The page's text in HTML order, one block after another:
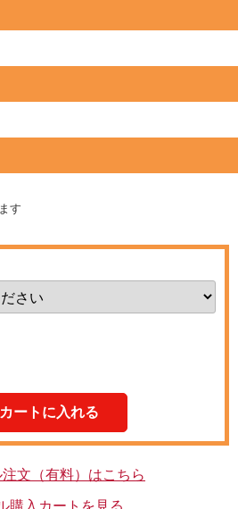
す
文（有料）はこちら
購入カートを見る